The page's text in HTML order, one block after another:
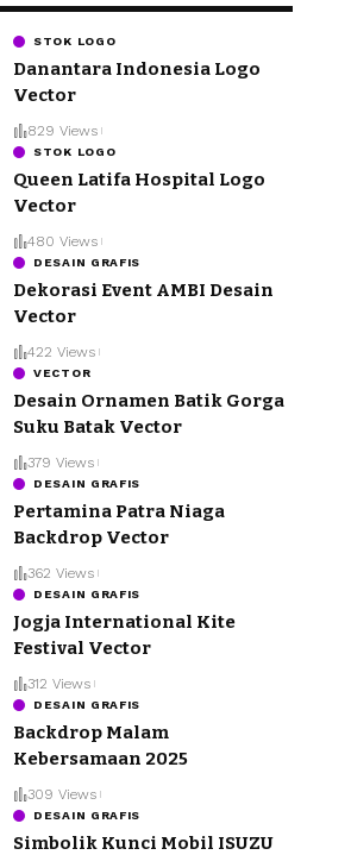
STOK LOGO
Danantara Indonesia Logo
Vector
829 Views
STOK LOGO
Queen Latifa Hospital Logo
Vector
480 Views
DESAIN GRAFIS
Dekorasi Event AMBI Desain
Vector
422 Views
VECTOR
Desain Ornamen Batik Gorga
Suku Batak Vector
379 Views
DESAIN GRAFIS
Pertamina Patra Niaga
Backdrop Vector
362 Views
DESAIN GRAFIS
Jogja International Kite
Festival Vector
312 Views
DESAIN GRAFIS
Backdrop Malam
Kebersamaan 2025
309 Views
DESAIN GRAFIS
Simbolik Kunci Mobil ISUZU